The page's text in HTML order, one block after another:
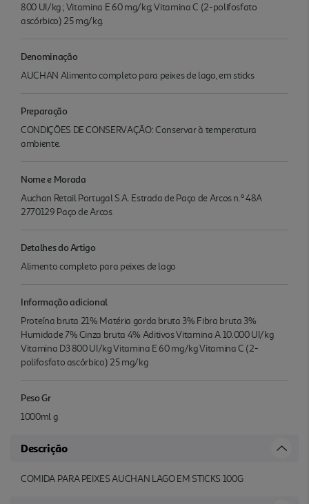
800 UI/kg ; Vitamina E 60 mg/kg; Vitamina C (2-polifosfato
ascórbico) 25 mg/kg.
Denominação
AUCHAN Alimento completo para peixes de lago, em sticks
Preparação
CONDIÇÕES DE CONSERVAÇÃO: Conservar à temperatura
ambiente.
Nome e Morada
Auchan Retail Portugal S.A. Estrada de Paço de Arcos n.º 48A
2770129 Paço de Arcos
Detalhes do Artigo
Alimento completo para peixes de lago
Informação adicional
Proteína bruta 21% Matéria gorda bruta 3% Fibra bruta 3%
Humidade 7% Cinza bruta 4% Aditivos Vitamina A 10.000 UI/kg
Vitamina D3 800 UI/kg Vitamina E 60 mg/kg Vitamina C (2-
polifosfato ascórbico) 25 mg/kg
Peso Gr
1000ml g
Descrição
COMIDA PARA PEIXES AUCHAN LAGO EM STICKS 100G